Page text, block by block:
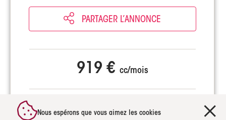
PARTAGER L’ANNONCE
919 € cc/mois
Nous espérons que vous aimez les cookies